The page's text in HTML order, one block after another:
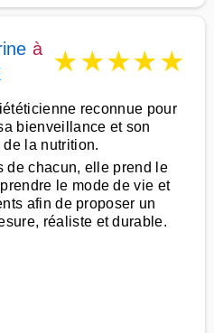
à ★★★★★
reconnue pour
bienveillance et son
la nutrition.
de chacun, elle prend le
le mode de vie et
afin de proposer un
réaliste et durable.